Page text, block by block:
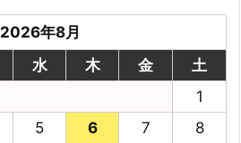
2026年8月
水 木 金
土
1
5 6 7
8